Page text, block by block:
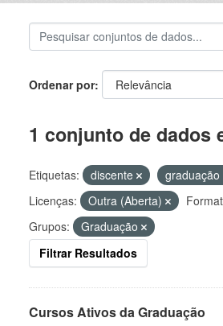
Ordenar por
1 conjunto de dados
Etiquetas: discente graduação
Licenças:
Outra (Aberta)
Grupos:
Graduação
Filtrar Resultados
Cursos Ativos da Graduação